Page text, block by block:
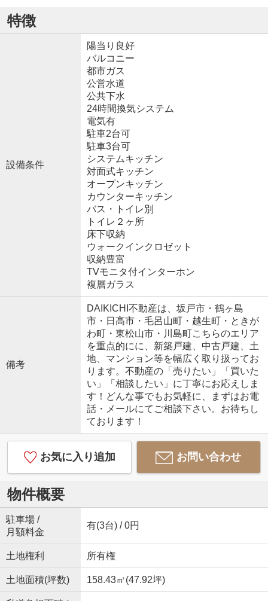
特徴
設備条件
陽当り良好
バルコニー
都市ガス
公営水道
公共下水
24時間換気システム
電気有
駐車2台可
駐車3台可
システムキッチン
対面式キッチン
オープンキッチン
カウンターキッチン
バス・トイレ別
トイレ２ヶ所
床下収納
ウォークインクロゼット
収納豊富
TVモニタ付インターホン
複層ガラス
備考
DAIKICHI不動産は、坂戸市・鶴ヶ島
市・日高市・毛呂山町・越生町・ときが
わ町・東松山市・川島町こちらのエリア
を重点的にに、新築戸建、中古戸建、土
地、マンション等を幅広く取り扱ってお
ります。不動産の「売りたい」「買いた
い」「相談したい」に丁寧にお応えしま
す！どんな事でもお気軽に、まずはお電
話・メールにてご相談下さい。お待ちし
ております！
お気に入り追加 お問い合わせ
物件概要
駐車場 /
月額料金
有(3台) / 0円
土地権利 所有権
土地面積(坪数) 158.43㎡(47.92坪)